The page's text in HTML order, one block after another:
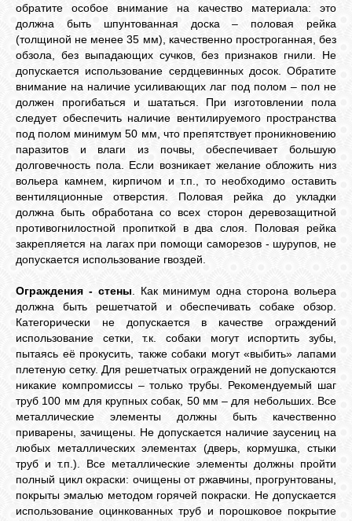
обратите особое внимание на качество материала: это
должна быть шпунтованная доска – половая рейка
(толщиной не менее 35 мм), качественно простроганная, без
обзола, без выпадающих сучков, без признаков гнили. Не
допускается использование сердцевинных досок. Обратите
внимание на наличие усиливающих лаг под полом – пол не
должен прогибаться и шататься. При изготовлении пола
следует обеспечить наличие вентилируемого пространства
под полом минимум 50 мм, что препятствует проникновению
паразитов и влаги из почвы, обеспечивает большую
долговечность пола. Если возникает желание обложить низ
вольера камнем, кирпичом и т.п., то необходимо оставить
вентиляционные отверстия. Половая рейка до укладки
должна быть обработана со всех сторон деревозащитной
противогнилостной пропиткой в два слоя. Половая рейка
закрепляется на лагах при помощи саморезов - шурупов, не
допускается использование гвоздей.
Ограждения - стены. Как минимум одна сторона вольера
должна быть решетчатой и обеспечивать собаке обзор.
Категорически не допускается в качестве ограждений
использование сетки, т.к. собаки могут испортить зубы,
пытаясь её прокусить, также собаки могут «выбить» лапами
плетеную сетку. Для решетчатых ограждений не допускаются
никакие компромиссы – только трубы. Рекомендуемый шаг
труб 100 мм для крупных собак, 50 мм – для небольших. Все
металлические элементы должны быть качественно
приварены, зачищены. Не допускается наличие заусениц на
любых металлических элементах (дверь, кормушка, стыки
труб и т.п.). Все металлические элементы должны пройти
полный цикл окраски: очищены от ржавчины, прогрунтованы,
покрыты эмалью методом горячей покраски. Не допускается
использование оцинкованных труб и порошковое покрытие